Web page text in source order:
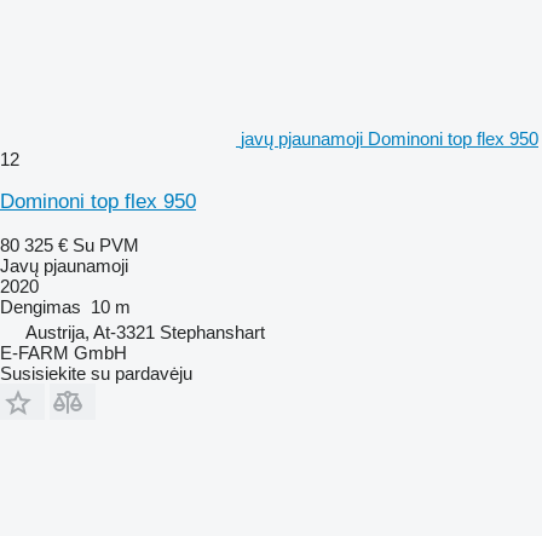
javų pjaunamoji Dominoni top flex 950
12
Dominoni top flex 950
80 325 € Su PVM
Javų pjaunamoji
2020
Dengimas 10 m
Austrija, At-3321 Stephanshart
E-FARM GmbH
Susisiekite su pardavėju